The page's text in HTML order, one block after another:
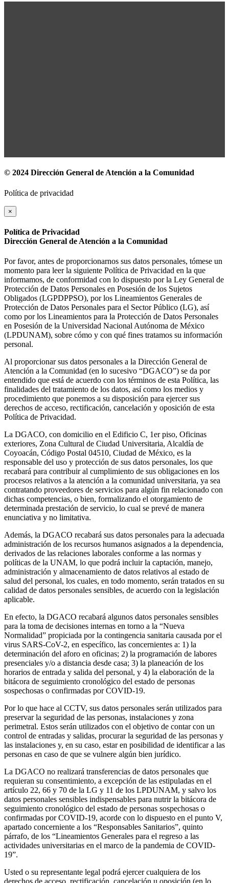
© 2024 Dirección General de Atención a la Comunidad
Política de privacidad
×
Política de Privacidad
Dirección General de Atención a la Comunidad
Por favor, antes de proporcionarnos sus datos personales, tómese un
momento para leer la siguiente Política de Privacidad en la que
informamos, de conformidad con lo dispuesto por la Ley General de
Protección de Datos Personales en Posesión de los Sujetos
Obligados (LGPDPPSO), por los Lineamientos Generales de
Protección de Datos Personales para el Sector Público (LG), así
como por los Lineamientos para la Protección de Datos Personales
en Posesión de la Universidad Nacional Autónoma de México
(LPDUNAM), sobre cómo y con qué fines tratamos su información
personal.
Al proporcionar sus datos personales a la Dirección General de
Atención a la Comunidad (en lo sucesivo “DGACO”) se da por
entendido que está de acuerdo con los términos de esta Política, las
finalidades del tratamiento de los datos, así como los medios y
procedimiento que ponemos a su disposición para ejercer sus
derechos de acceso, rectificación, cancelación y oposición de esta
Política de Privacidad.
La DGACO, con domicilio en el Edificio C, 1er piso, Oficinas
exteriores, Zona Cultural de Ciudad Universitaria, Alcaldía de
Coyoacán, Código Postal 04510, Ciudad de México, es la
responsable del uso y protección de sus datos personales, los que
recabará para contribuir al cumplimiento de sus obligaciones en los
procesos relativos a la atención a la comunidad universitaria, ya sea
contratando proveedores de servicios para algún fin relacionado con
dichas competencias, o bien, formalizando el otorgamiento de
determinada prestación de servicio, lo cual se prevé de manera
enunciativa y no limitativa.
Además, la DGACO recabará sus datos personales para la adecuada
administración de los recursos humanos asignados a la dependencia,
derivados de las relaciones laborales conforme a las normas y
políticas de la UNAM, lo que podrá incluir la captación, manejo,
administración y almacenamiento de datos relativos al estado de
salud del personal, los cuales, en todo momento, serán tratados en su
calidad de datos personales sensibles, de acuerdo con la legislación
aplicable.
En efecto, la DGACO recabará algunos datos personales sensibles
para la toma de decisiones internas en torno a la “Nueva
Normalidad” propiciada por la contingencia sanitaria causada por el
virus SARS-CoV-2, en específico, las concernientes a: 1) la
determinación del aforo en oficinas; 2) la programación de labores
presenciales y/o a distancia desde casa; 3) la planeación de los
horarios de entrada y salida del personal, y 4) la elaboración de la
bitácora de seguimiento cronológico del estado de personas
sospechosas o confirmadas por COVID-19.
Por lo que hace al CCTV, sus datos personales serán utilizados para
preservar la seguridad de las personas, instalaciones y zona
perimetral. Estos serán utilizados con el objetivo de contar con un
control de entradas y salidas, procurar la seguridad de las personas y
las instalaciones y, en su caso, estar en posibilidad de identificar a las
personas en caso de que se vulnere algún bien jurídico.
La DGACO no realizará transferencias de datos personales que
requieran su consentimiento, a excepción de las estipuladas en el
artículo 22, 66 y 70 de la LG y 11 de los LPDUNAM, y salvo los
datos personales sensibles indispensables para nutrir la bitácora de
seguimiento cronológico del estado de personas sospechosas o
confirmadas por COVID-19, acorde con lo dispuesto en el punto V,
apartado concerniente a los “Responsables Sanitarios”, quinto
párrafo, de los “Lineamientos Generales para el regreso a las
actividades universitarias en el marco de la pandemia de COVID-
19”.
Usted o su representante legal podrá ejercer cualquiera de los